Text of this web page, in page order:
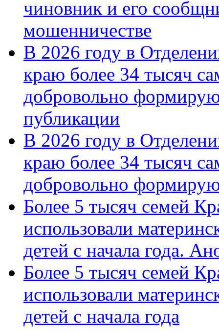
чиновник и его
мошенничестве
В 2026 году в
краю более 34 тысяч
добровольно
публикации
В 2026 году в
краю более 34 тысяч
добровольно
Более 5 тысяч семей
использовали
детей с начала года.
Более 5 тысяч семей
использовали
детей с начала года